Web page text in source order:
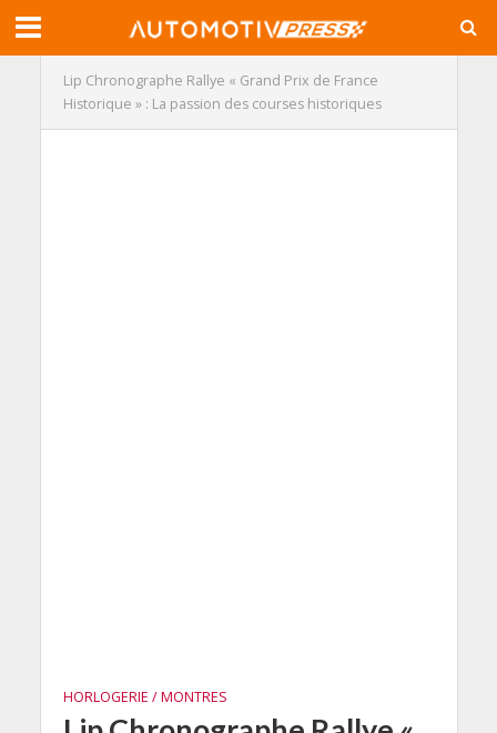
Lip Chronographe Rallye « Grand Prix de France
Historique » : La passion des courses historiques
HORLOGERIE / MONTRES